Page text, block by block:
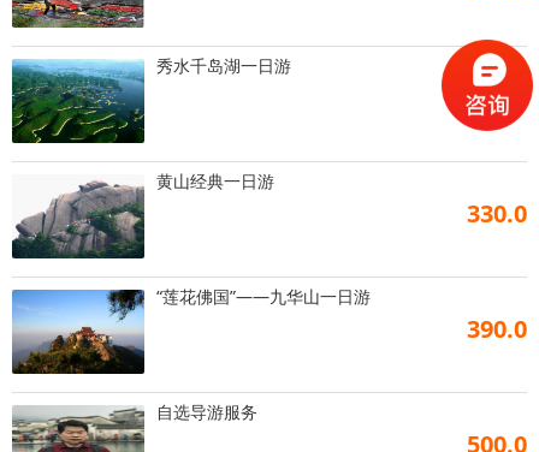
秀水千岛湖一日游
300.0
黄山经典一日游
330.0
“莲花佛国”——九华山一日游
390.0
自选导游服务
500.0